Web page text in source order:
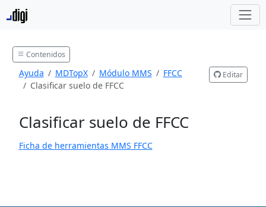
Contenidos
Ayuda MDTopX Módulo MMS
FFCC
Clasificar suelo de FFCC
Editar
Clasificar suelo de FFCC
Ficha de herramientas MMS FFCC